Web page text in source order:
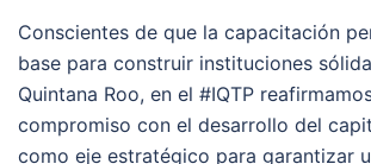
Conscientes de que la capacitación
base para construir instituciones
Quintana Roo, en el #IQTP
compromiso con el desarrollo del
como eje estratégico para garantizar